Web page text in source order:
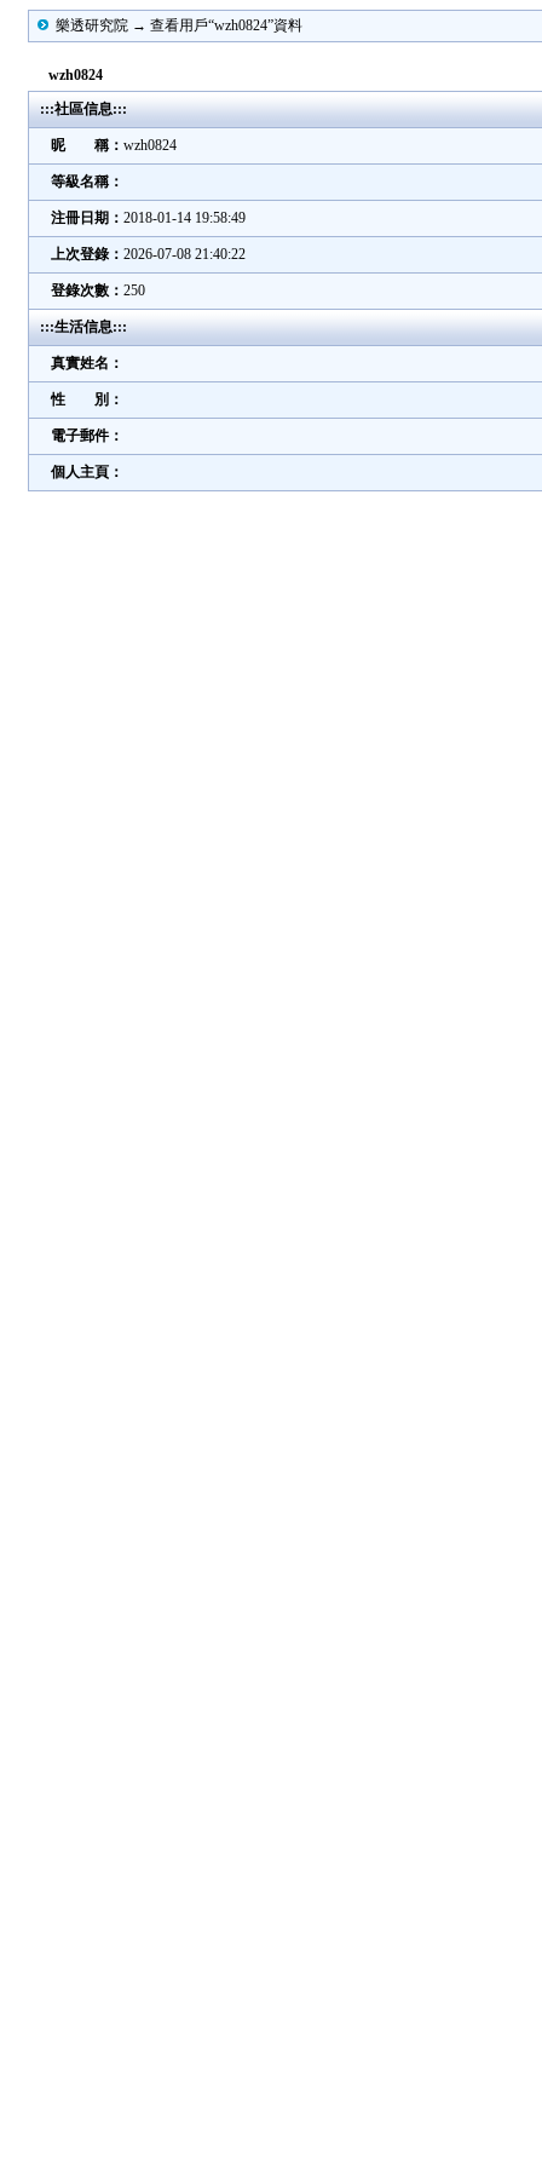
樂透研究院 → 查看用戶“wzh0824”資料
wzh0824
:::社區信息:::
昵 稱： wzh0824
等級名稱：
注冊日期： 2018-01-14 19:58:49
上次登錄： 2026-07-08 21:40:22
登錄次數： 250
:::生活信息:::
真實姓名：
性 別：
電子郵件：
個人主頁：